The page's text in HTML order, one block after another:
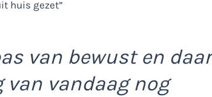
van bewust en daar
vandaag nog